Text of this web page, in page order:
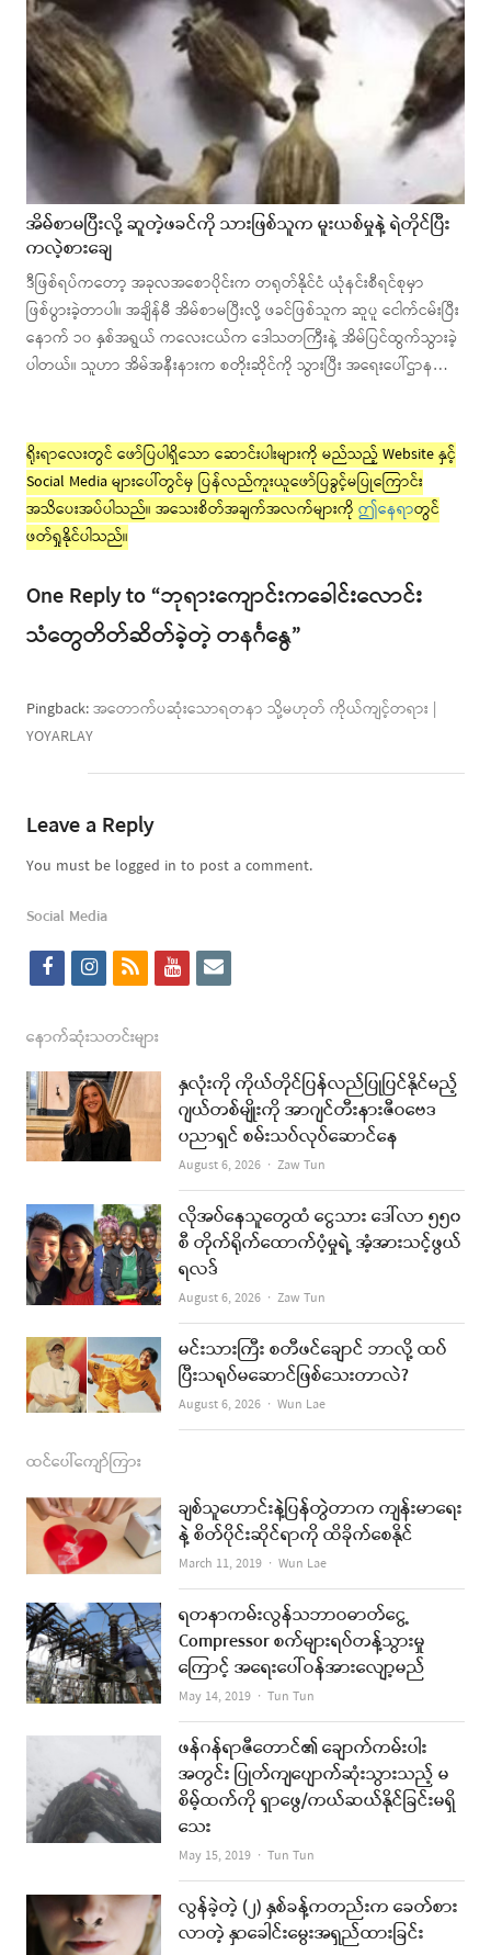
အိမ်စာမပြီးလို့ ဆူတဲ့ဖခင်ကို သားဖြစ်သူက မူးယစ်မှုနဲ့ ရဲတိုင်ပြီး
ကလဲ့စားချေ
ဒီဖြစ်ရပ်ကတော့ အခုလအစောပိုင်းက တရုတ်နိုင်ငံ ယုံနင်းစီရင်စုမှာ
ဖြစ်ပွားခဲ့တာပါ။ အချိန်မီ အိမ်စာမပြီးလို့ ဖခင်ဖြစ်သူက ဆူပူ ငေါက်ငမ်းပြီး
နောက် ၁၀ နှစ်အရွယ် ကလေးငယ်က ဒေါသတကြီးနဲ့ အိမ်ပြင်ထွက်သွားခဲ့
ပါတယ်။ သူဟာ အိမ်အနီးနားက စတိုးဆိုင်ကို သွားပြီး အရေးပေါ်ဌာန…
ရိုးရာလေးတွင် ဖော်ပြပါရှိသော ဆောင်းပါးများကို မည်သည့် Website နှင့်
Social Media များပေါ်တွင်မှ ပြန်လည်ကူးယူဖော်ပြခွင့်မပြုကြောင်း
အသိပေးအပ်ပါသည်။ အသေးစိတ်အချက်အလက်များကို ဤနေရာတွင်
ဖတ်ရှုနိုင်ပါသည်။
One Reply to “ဘုရားကျောင်းကခေါင်းလောင်း
သံတွေတိတ်ဆိတ်ခဲ့တဲ့ တနင်္ဂနွေ”
Pingback:အတောက်ပဆုံးသောရတနာ သို့မဟုတ် ကိုယ်ကျင့်တရား |
YOYARLAY
Leave a Reply
You must be logged in to post a comment.
Social Media
f
c
e
b
o
k
i
s
t
a
g
a
m
r
s
y
t
u
b
e
e
i
l
နောက်ဆုံးသတင်းများ
နှလုံးကို ကိုယ်တိုင်ပြန်လည်ပြုပြင်နိုင်မည့်
ဂျယ်တစ်မျိုးကို အာဂျင်တီးနားဇီဝဗေဒ
ပညာရှင် စမ်းသပ်လုပ်ဆောင်နေ
August 6, 2026 Author
Zaw Tun
လိုအပ်နေသူတွေထံ ငွေသား ဒေါ်လာ ၅၅၀
စီ တိုက်ရိုက်ထောက်ပံ့မှုရဲ့ အံ့အားသင့်ဖွယ်
ရလဒ်
August 6, 2026 Author
Zaw Tun
မင်းသားကြီး စတီဖင်ချောင် ဘာလို့ ထပ်
ပြီးသရုပ်မဆောင်ဖြစ်သေးတာလဲ?
August 6, 2026 Author
Wun Lae
ထင်ပေါ်ကျော်ကြား
ချစ်သူဟောင်းနဲ့ပြန်တွဲတာက ကျန်းမာရေး
နဲ့ စိတ်ပိုင်းဆိုင်ရာကို ထိခိုက်စေနိုင်
March 11, 2019 Author
Wun Lae
ရတနာကမ်းလွန်သဘာဝဓာတ်ငွေ့
Compressor စက်များရပ်တန့်သွားမှု
ကြောင့် အရေးပေါ်ဝန်အားလျော့မည်
May 14, 2019 Author
Tun Tun
ဖန်ဂန်ရာဇီတောင်၏ ချောက်ကမ်းပါး
အတွင်း ပြုတ်ကျပျောက်ဆုံးသွားသည့် မ
စိမ့်ထက်ကို ရှာဖွေ/ကယ်ဆယ်နိုင်ခြင်းမရှိ
သေး
May 15, 2019 Author
Tun Tun
လွန်ခဲ့တဲ့ (၂) နှစ်ခန့်ကတည်းက ခေတ်စား
လာတဲ့ နှာခေါင်းမွေးအရှည်ထားခြင်း